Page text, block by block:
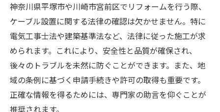
神奈川県平塚市や川崎市宮前区でリフォームを行う際、
ケーブル設置に関する法律の確認は欠かせません。特に
電気工事士法や建築基準法など、法律に従った施工が求
められます。これにより、安全性と品質が確保され、
後々のトラブルを未然に防ぐことができます。また、地
域の条例に基づく申請手続きや許可の取得も重要です。
正確な情報を得るためには、専門家の助言を仰ぐことが
推奨されます。